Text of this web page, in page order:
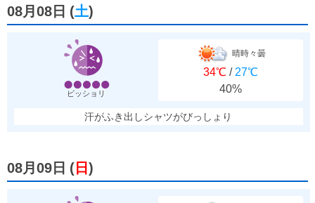
08月08日 (土)
ビッショリ
晴時々曇
34℃ / 27℃
40%
汗がふき出しシャツがびっしょり
08月09日 ( 日 )